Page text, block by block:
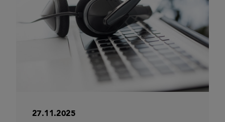
27.11.2025